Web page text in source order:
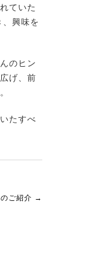
ていた
興味を
のヒン
げ、前
たすべ
ご紹介 →